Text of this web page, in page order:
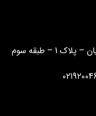
– طبقه سوم